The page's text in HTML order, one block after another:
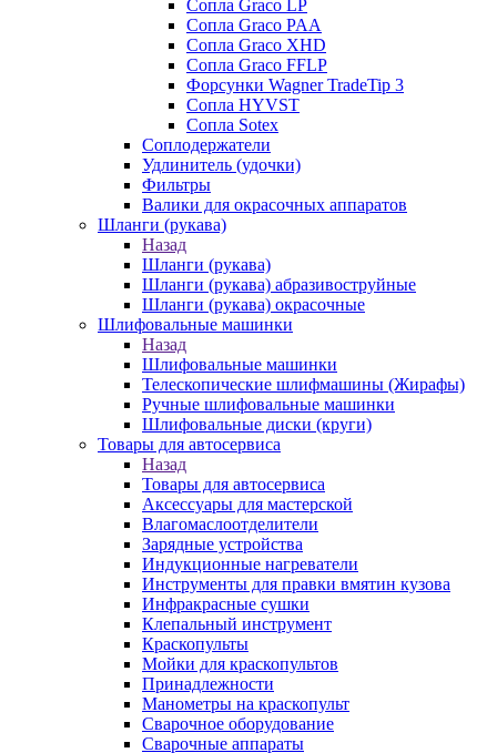
Сопла Graco LP
Сопла Graco PAA
Сопла Graco XHD
Сопла Graco FFLP
Форсунки Wagner TradeTip 3
Сопла HYVST
Сопла Sotex
Соплодержатели
Удлинитель (удочки)
Фильтры
Валики для окрасочных аппаратов
Шланги (рукава)
Назад
Шланги (рукава)
Шланги (рукава) абразивоструйные
Шланги (рукава) окрасочные
Шлифовальные машинки
Назад
Шлифовальные машинки
Телескопические шлифмашины (Жирафы)
Ручные шлифовальные машинки
Шлифовальные диски (круги)
Товары для автосервиса
Назад
Товары для автосервиса
Аксессуары для мастерской
Влагомаслоотделители
Зарядные устройства
Индукционные нагреватели
Инструменты для правки вмятин кузова
Инфракрасные сушки
Клепальный инструмент
Краскопульты
Мойки для краскопультов
Принадлежности
Манометры на краскопульт
Сварочное оборудование
Сварочные аппараты